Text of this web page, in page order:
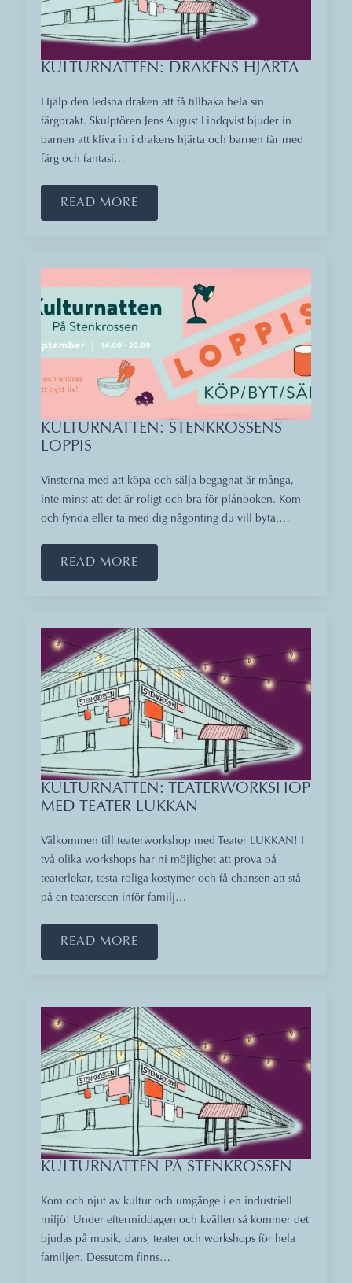
KULTURNATTEN: DRAKENS HJÄRTA
Hjälp den ledsna draken att få tillbaka hela sin
färgprakt. Skulptören Jens August Lindqvist bjuder in
barnen att kliva in i drakens hjärta och barnen får med
färg och fantasi…
READ MORE
KULTURNATTEN: STENKROSSENS
LOPPIS
Vinsterna med att köpa och sälja begagnat är många,
inte minst att det är roligt och bra för plånboken. Kom
och fynda eller ta med dig någonting du vill byta.…
READ MORE
KULTURNATTEN: TEATERWORKSHOP
MED TEATER LUKKAN
Välkommen till teaterworkshop med Teater LUKKAN! I
två olika workshops har ni möjlighet att prova på
teaterlekar, testa roliga kostymer och få chansen att stå
på en teaterscen inför familj…
READ MORE
KULTURNATTEN PÅ STENKROSSEN
Kom och njut av kultur och umgänge i en industriell
miljö! Under eftermiddagen och kvällen så kommer det
bjudas på musik, dans, teater och workshops för hela
familjen. Dessutom finns…